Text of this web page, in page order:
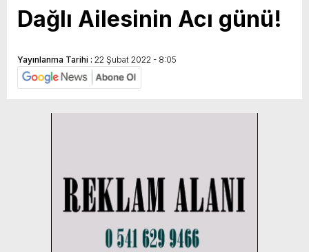
Dağlı Ailesinin Acı günü!
Yayınlanma Tarihi : 22 Şubat 2022 - 8:05